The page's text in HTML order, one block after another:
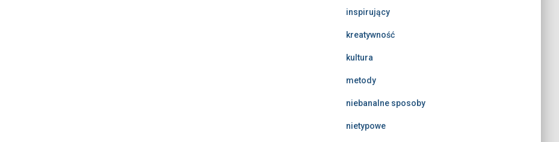
inspirujący
kreatywność
kultura
metody
niebanalne sposoby
nietypowe